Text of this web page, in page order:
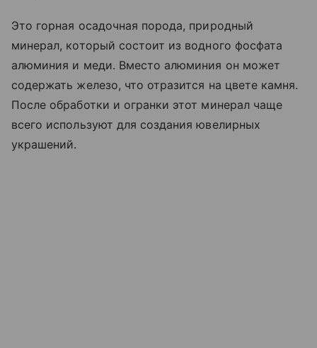
Это горная осадочная порода, природный
минерал, который состоит из водного фосфата
алюминия и меди. Вместо алюминия он может
содержать железо, что отразится на цвете камня.
После обработки и огранки этот минерал чаще
всего используют для создания ювелирных
украшений.